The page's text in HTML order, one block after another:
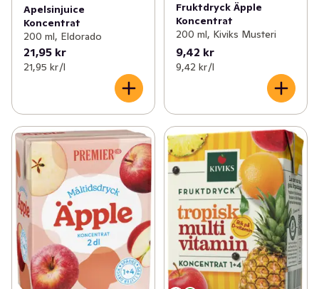
Apelsinjuice
Koncentrat
200 ml, Eldorado
21,95 kr
21,95 kr /l
Fruktdryck Äpple
Koncentrat
200 ml, Kiviks Musteri
9,42 kr
9,42 kr /l